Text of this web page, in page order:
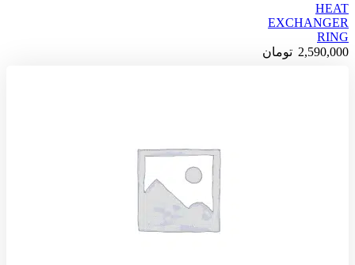
HEAT
EXCHANGER
RING
2,590,000 تومان